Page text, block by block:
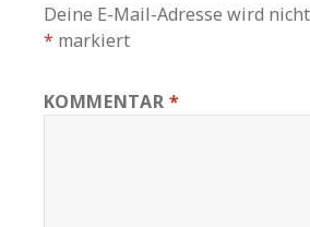
Deine E-Mail-Adresse wird
* markiert
KOMMENTAR *